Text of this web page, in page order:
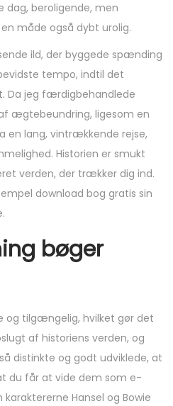
dag, beroligende, men
måde også dybt urolig.
ild, der byggede spænding
tempo, indtil det
Da jeg færdigbehandlede
ægtebeundring, ligesom en
en lang, vintrækkende rejse,
Historien er smukt
verden, der trækker dig ind.
download bog gratis sin
bøger
og tilgængelig, hvilket gør det
af historiens verden, og
distinkte og godt udviklede, at
du får at vide dem som e-
Hansel og Bowie